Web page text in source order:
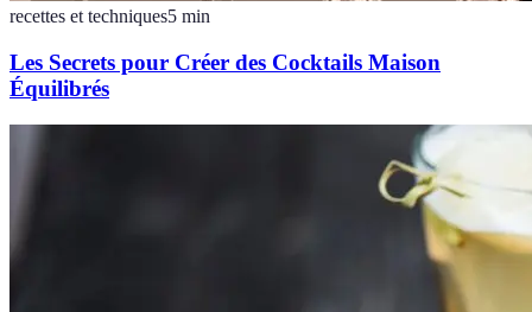
recettes et techniques5 min
Les Secrets pour Créer des Cocktails Maison
Équilibrés